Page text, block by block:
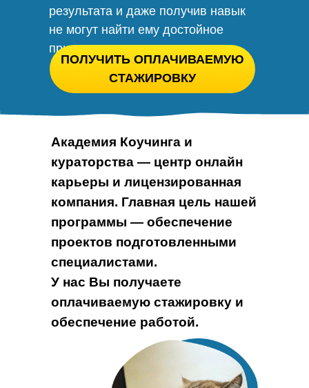
результата и даже получив навык
не могут найти ему достойное
применение.
ПОЛУЧИТЬ ОПЛАЧИВАЕМУЮ
СТАЖИРОВКУ
Академия Коучинга и
кураторства — центр онлайн
карьеры и лицензированная
компания. Главная цель нашей
программы — обеспечение
проектов подготовленными
специалистами.
У нас Вы получаете
оплачиваемую стажировку и
обеспечение работой.